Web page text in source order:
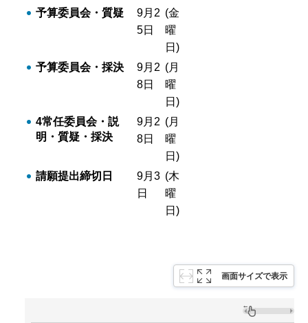
予算委員会・質疑
9月2
5日
(金
曜
日)
予算委員会・採決
9月2
8日
(月
曜
日)
4常任委員会・説
明・質疑・採決
9月2
8日
(月
曜
日)
請願提出締切日
9月3
日
(木
曜
日)
画面サイズで表示